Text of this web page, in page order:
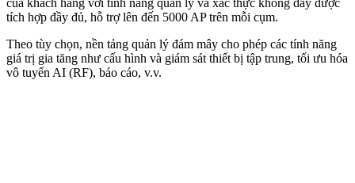
của khách hàng với tính năng quản lý và xác thực không dây được
tích hợp đầy đủ, hỗ trợ lên đến 5000 AP trên mỗi cụm.
Theo tùy chọn, nền tảng quản lý đám mây cho phép các tính năng
giá trị gia tăng như cấu hình và giám sát thiết bị tập trung, tối ưu hóa
vô tuyến AI (RF), báo cáo, v.v.